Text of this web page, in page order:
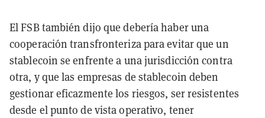
El FSB también dijo que debería haber una
cooperación transfronteriza para evitar que un
stablecoin se enfrente a una jurisdicción contra
otra, y que las empresas de stablecoin deben
gestionar eficazmente los riesgos, ser resistentes
desde el punto de vista operativo, tener